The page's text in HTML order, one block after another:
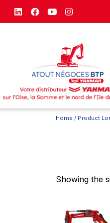
Home / Product
Showing the